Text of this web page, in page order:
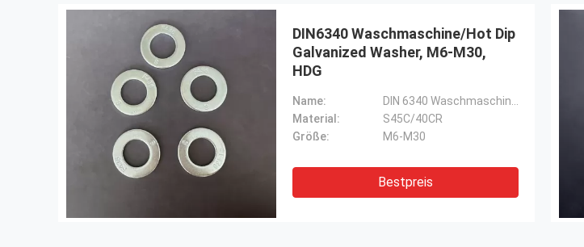
DIN6340 Waschmaschine/Hot Dip
Galvanized Washer, M6-M30,
HDG
Name:
DIN 6340 Waschmaschine/Hot Dip Galvanisierte Waschmaschine
Material:
S45C/40CR
Größe:
M6-M30
Bestpreis